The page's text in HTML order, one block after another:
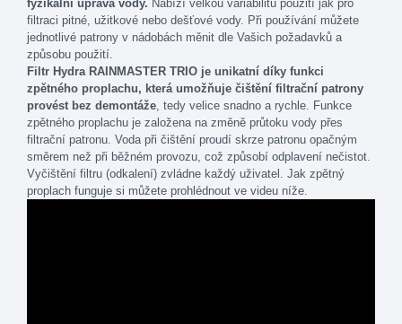
fyzikální úprava vody. Nabízí velkou variabilitu použití jak pro
filtraci pitné, užitkové nebo dešťové vody. Při používání můžete
jednotlivé patrony v nádobách měnit dle Vašich požadavků a
způsobu použití.
Filtr Hydra RAINMASTER TRIO je unikatní díky funkci
zpětného proplachu, která umožňuje čištění filtrační patrony
provést bez demontáže, tedy velice snadno a rychle. Funkce
zpětného proplachu je založena na změně průtoku vody přes
filtrační patronu. Voda při čištění proudí skrze patronu opačným
směrem než při běžném provozu, což způsobí odplavení nečistot.
Vyčištění filtru (odkalení) zvládne každý uživatel. Jak zpětný
proplach funguje si můžete prohlédnout ve videu níže.